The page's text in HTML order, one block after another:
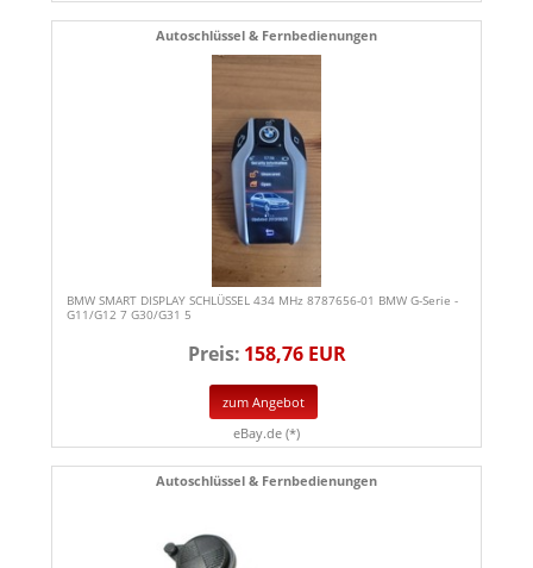
Autoschlüssel & Fernbedienungen
BMW SMART DISPLAY SCHLÜSSEL 434 MHz 8787656-01 BMW G-Serie -
G11/G12 7 G30/G31 5
Preis: 158,76 EUR
zum Angebot
eBay.de (*)
Autoschlüssel & Fernbedienungen